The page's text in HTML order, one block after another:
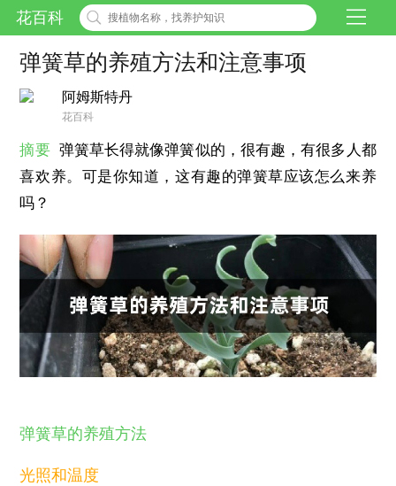
花百科
弹簧草的养殖方法和注意事项
阿姆斯特丹
花百科
摘要 弹簧草长得就像弹簧似的，很有趣，有很多人都
喜欢养。可是你知道，这有趣的弹簧草应该怎么来养
吗？
弹簧草的养殖方法
光照和温度